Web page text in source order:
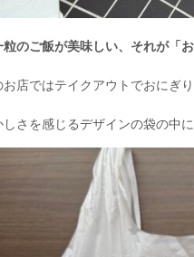
粒のご飯が美味しい、それが「
お店ではテイクアウトでおにぎり
しさを感じるデザインの袋の中